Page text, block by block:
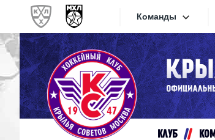
Команды
Конференция
Дивизион Золотой
Академия
КЛУБ